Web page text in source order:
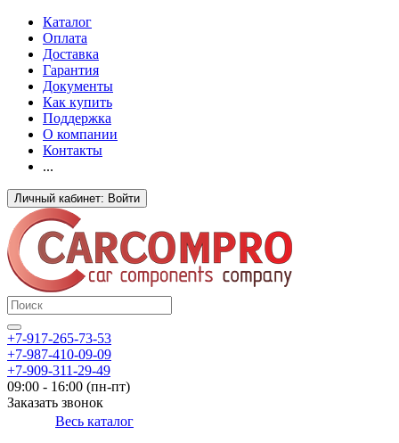
Каталог
Оплата
Доставка
Гарантия
Документы
Как купить
Поддержка
О компании
Контакты
...
Личный кабинет: Войти
+7-917-265-73-53
+7-987-410-09-09
+7-909-311-29-49
09:00 - 16:00 (пн-пт)
Заказать звонок
Весь каталог